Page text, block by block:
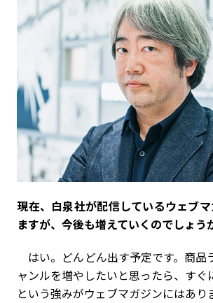
――現在、白泉社が配信しているウェブ
ますが、今後も増えていくのでしょう
はい。どんどん出す予定です。商品
ャンルを増やしたいと思ったら、すぐ
という強みがウェブマガジンにはあり